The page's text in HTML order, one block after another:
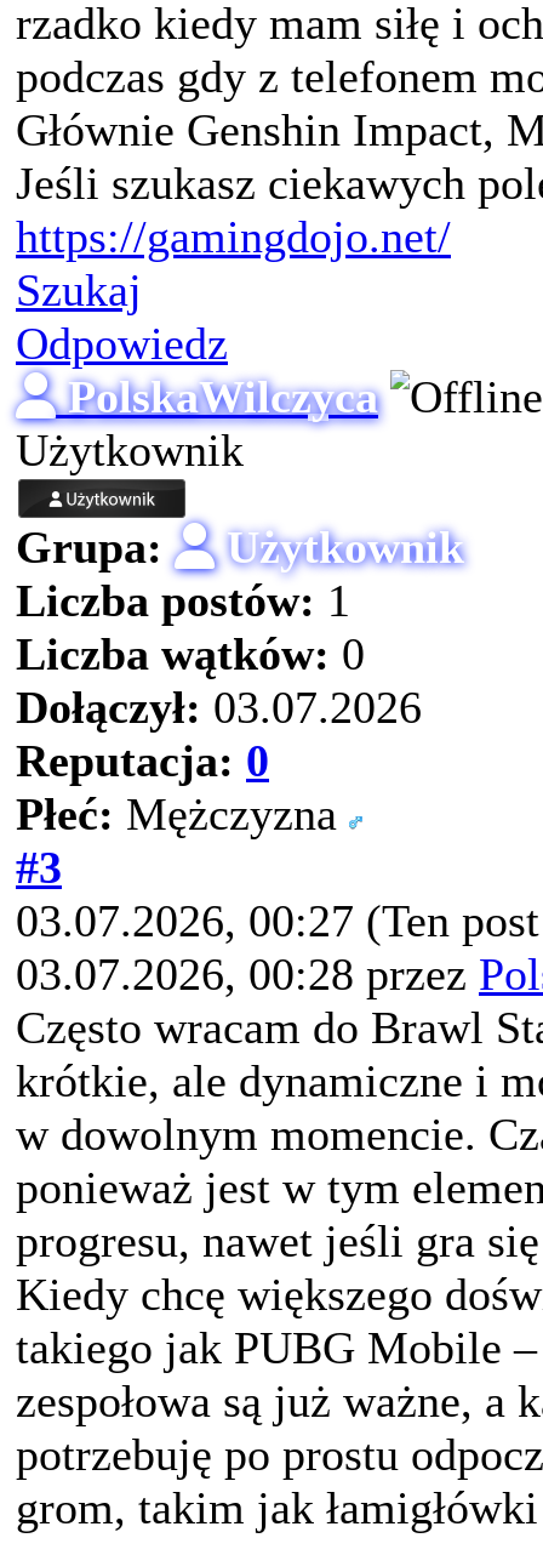
rzadko kiedy mam siłę i
podczas gdy z telefonem
Głównie Genshin Impact,
Jeśli szukasz ciekawych
https://gamingdojo.net/
Szukaj
Odpowiedz
PolskaWilczyca
Użytkownik
Grupa:
Użytkownik
Liczba postów: 1
Liczba wątków: 0
Dołączył: 03.07.2026
Reputacja: 0
Płeć: Mężczyzna
#3
03.07.2026, 00:27 (Ten
03.07.2026, 00:28 przez
Często wracam do Brawl
krótkie, ale dynamiczne i
w dowolnym momencie.
ponieważ jest w tym
progresu, nawet jeśli gra
Kiedy chcę większego
takiego jak PUBG Mobile
zespołowa są już ważne,
potrzebuję po prostu
grom, takim jak